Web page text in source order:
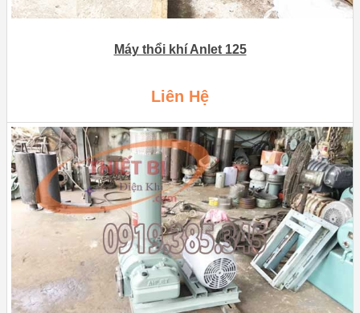
Máy thổi khí Anlet 125
Liên Hệ